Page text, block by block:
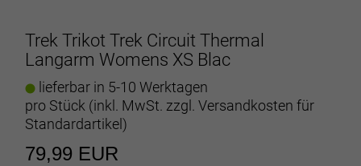
Die richtige Pflege deines Trikots
Die richtige Pflege deines Trikots verlängert seine
Lebensdauer, sorgt für ein angenehmes Tragegefühl
und beseitigt unliebsame Gerüche. Wasche es mit
kaltem Wasser im Schonwaschgang und hänge es
danach zum Trocknen auf.
Trek Trikot Trek Circuit Thermal
Langarm Womens XS Blac
lieferbar in 5-10 Werktagen
pro Stück (inkl. MwSt. zzgl. Versandkosten für
Standardartikel)
79,99 EUR